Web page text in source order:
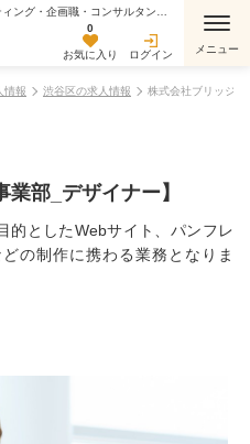
0
お気に入り ログイン
情報 渋谷区の求人情報 株式会社ブリッジ
業部_デザイナー】
的としたWebサイト、パンフレ
の制作に携わる業務となりま